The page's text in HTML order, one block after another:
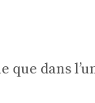
que dans